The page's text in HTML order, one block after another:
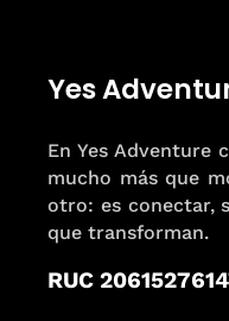
Yes
En Yes Adventure
mucho más que
otro: es conectar,
que transforman.
RUC